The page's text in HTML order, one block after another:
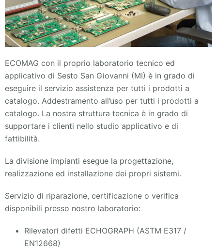
ECOMAG con il proprio laboratorio tecnico ed
applicativo di Sesto San Giovanni (MI) è in grado di
eseguire il servizio assistenza per tutti i prodotti a
catalogo. Addestramento all’uso per tutti i prodotti a
catalogo. La nostra struttura tecnica è in grado di
supportare i clienti nello studio applicativo e di
fattibilità.
La divisione impianti esegue la progettazione,
realizzazione ed installazione dei propri sistemi.
Servizio di riparazione, certificazione o verifica
disponibili presso nostro laboratorio:
Rilevatori difetti ECHOGRAPH (ASTM E317 /
EN12668)